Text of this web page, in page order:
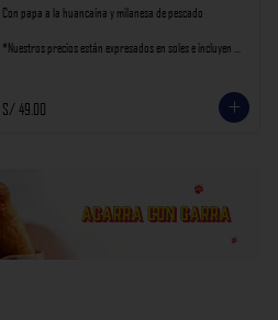
Con papa a la huancaína y milanesa de pescado
*Nuestros precios están expresados en soles e incluyen
S/ 49.00